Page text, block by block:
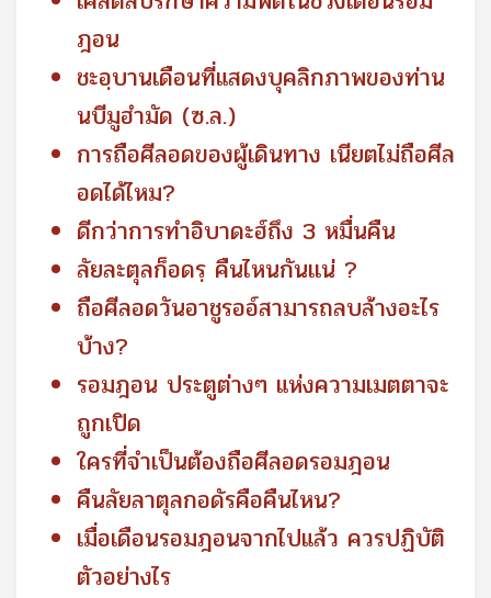
ฎอน
ชะอฺบานเดือนที่แสดงบุคลิกภาพของท่าน
นบีมูฮำมัด (ซ.ล.)
การถือศีลอดของผู้เดินทาง เนียตไม่ถือศีล
อดได้ไหม?
ดีกว่าการทำอิบาดะฮ์ถึง 3 หมื่นคืน
ลัยละตุลก็อดรฺ คืนไหนกันเเน่ ?
ถือศีลอดวันอาชูรออ์สามารถลบล้างอะไร
บ้าง?
รอมฎอน ประตูต่างๆ แห่งความเมตตาจะ
ถูกเปิด
ใครที่จำเป็นต้องถือศีลอดรอมฎอน
คืนลัยลาตุลกอดัรคือคืนไหน?
เมื่อเดือนรอมฎอนจากไปแล้ว ควรปฏิบัติ
ตัวอย่างไร